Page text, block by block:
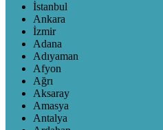
İstanbul
Ankara
İzmir
Adana
Adıyaman
Afyon
Ağrı
Aksaray
Amasya
Antalya